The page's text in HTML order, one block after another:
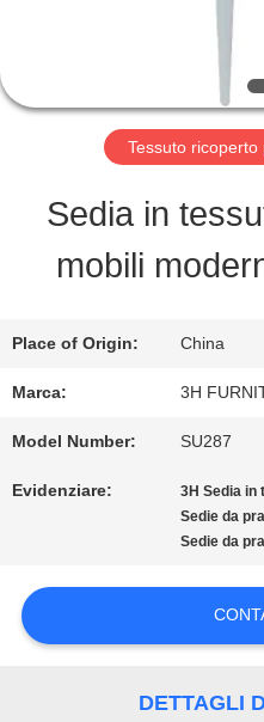
CONTROLLO
QUALITÀ
CONTATTO
STATI
UNITI
RICHIEDA
CITAZIONE
Tessuto
Sedia in
mobili
Place of Origin: China
Marca: 3H
Model Number: SU287
Evidenziare: 3H Sedia in
Sedie da
Sedie da
DETTAGLI